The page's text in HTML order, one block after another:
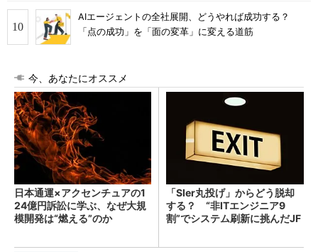
AIエージェントの全社展開、どうやれば成功する？
「点の成功」を「面の変革」に変える道筋
今、あなたにオススメ
日本通運×アクセンチュアの1
24億円訴訟に学ぶ、なぜ大規
模開発は“燃える”のか
「SIer丸投げ」からどう脱却
する？ “非ITエンジニア9
割”でシステム刷新に挑んだJF